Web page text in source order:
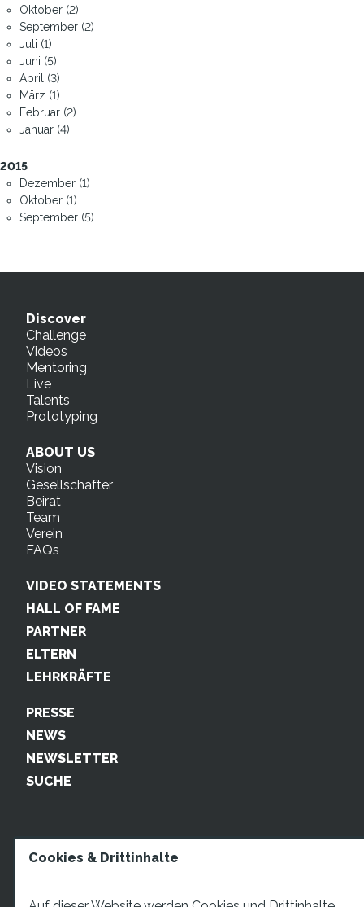
Oktober (2)
September (2)
Juli (1)
Juni (5)
April (3)
März (1)
Februar (2)
Januar (4)
2015
Dezember (1)
Oktober (1)
September (5)
Discover
Challenge
Videos
Mentoring
Live
Talents
Prototyping
ABOUT US
Vision
Gesellschafter
Beirat
Team
Verein
FAQs
VIDEO STATEMENTS
HALL OF FAME
PARTNER
ELTERN
LEHRKRÄFTE
PRESSE
NEWS
NEWSLETTER
SUCHE
Cookies & Drittinhalte